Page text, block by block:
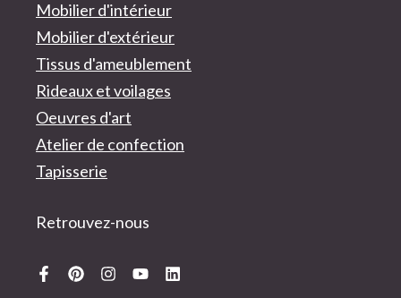
Mobilier d'intérieur
Mobilier d'extérieur
Tissus d'ameublement
Rideaux et voilages
Oeuvres d'art
Atelier de confection
Tapisserie
Retrouvez-nous